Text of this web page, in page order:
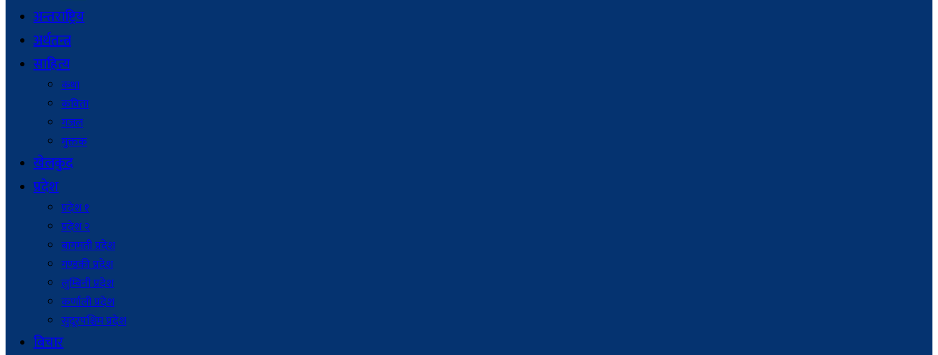
अन्तराष्ट्रिय
अर्थतन्त्र
साहित्य
कथा
कविता
गजल
मुक्तक
खेलकुद
प्रदेश
प्रदेश १
प्रदेश २
बागमती प्रदेश
गण्डकी प्रदेश
लुम्बिनी प्रदेश
कर्णाली प्रदेश
सुदूरपश्चिम प्रदेश
बिचार